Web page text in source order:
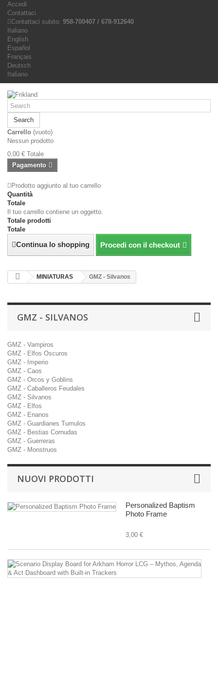
Accedi
Contattaci
Contattaci subito: 958-700407 / 678-912640
Italiano
English
Español
Français
Deutsch
Italiano
Search
Carrello (vuoto)
Nessun prodotto
0,00 € Totale
Pagamento
Prodotto aggiunto al tuo carrello
Quantità
Totale
Il tuo carrello contiene un oggetto.
Totale prodotti
Totale
Continua lo shopping Procedi con il checkout
MINIATURAS GMZ - Silvanos
GMZ - SILVANOS
GMZ - Vampiros
GMZ - Elfos Oscuros
GMZ - Imperio
GMZ - Caos
GMZ - Orcos y Goblins
GMZ - Caballeros Feudales
GMZ - Silvanos
GMZ - Elfos
GMZ - Enanos
GMZ - Guardianes Tumulos
GMZ - Bestias Cornudas
GMZ - Guerreras
GMZ - Monstruos
NUOVI PRODOTTI
Personalized Baptism
Photo Frame
3,00 €